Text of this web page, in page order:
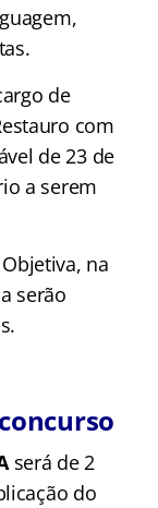
de
com
de 23 de
a serem
na
serão
será de 2
do